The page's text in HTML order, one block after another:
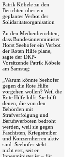
Patrik Köbele zu den
Berichten über ein
geplantes Verbot der
Solidaritätsorganisation
Zu den Medienberichten,
dass Bundesinnenminister
Horst Seehofer ein Verbot
der Roten Hilfe plane,
sagte der DKP-
Vorsitzende Patrik Köbele
am Samstag:
„Warum könnte Seehofer
gegen die Rote Hilfe
vorgehen wollen? Weil die
Rote Hilfe hilft. Sie hilft
denen, die von den
Behörden mit
Strafverfolgung und
Berufsverboten bedroht
werden, weil sie gegen
Faschisten, Kriegstreiber
und Konzernherren aktiv
sind. Seehofer steht –
nicht erst, seit er